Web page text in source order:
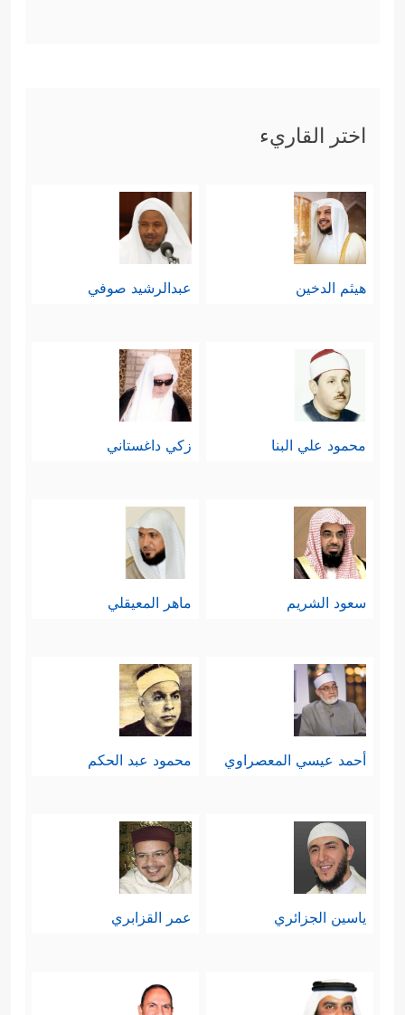
اختر القاريء
هيثم الدخين عبدالرشيد صوفي
محمود علي البنا زكي داغستاني
سعود الشريم ماهر المعيقلي
أحمد عيسي المعصراوي محمود عبد الحكم
ياسين الجزائري عمر القزابري